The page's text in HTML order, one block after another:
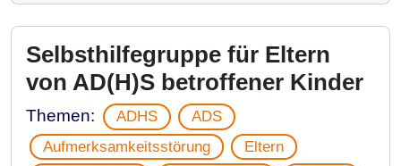
Selbsthilfegruppe für Eltern
von AD(H)S betroffener Kinder
Themen: ADHS
ADS
Aufmerksamkeitsstörung
Eltern